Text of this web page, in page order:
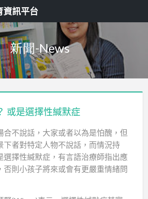
資訊平台
新聞-News
或是選擇性緘默症
合不說話，大家或者以為是怕醜，但
下者對特定人物不說話，而情況持
選擇性緘默症，有言語治療師指出應
否則小孩子將來或會有更嚴重情緒問